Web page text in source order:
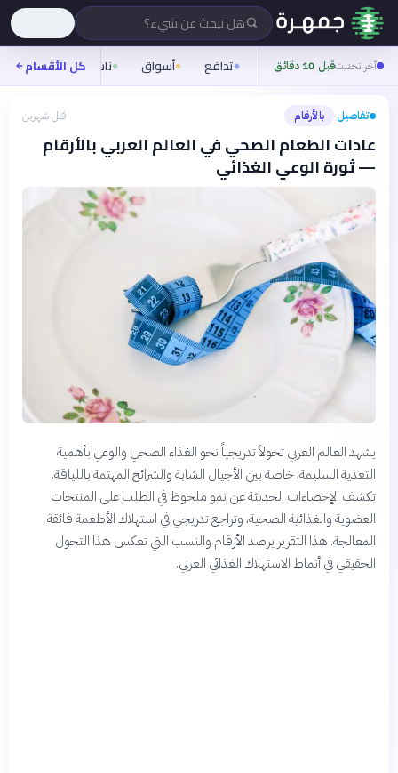
هل تبحث عن شيء؟
آخر تحديثقبل 10 دقائق تدافع أسواق ناس روح
كل الأقسام
تفاصيل› بالأرقام قبل شهرين
عادات الطعام الصحي في العالم العربي بالأرقام
— ثورة الوعي الغذائي
يشهد العالم العربي تحولاً تدريجياً نحو الغذاء الصحي والوعي بأهمية
التغذية السليمة، خاصة بين الأجيال الشابة والشرائح المهتمة باللياقة.
تكشف الإحصاءات الحديثة عن نمو ملحوظ في الطلب على المنتجات
العضوية والغذائية الصحية، وتراجع تدريجي في استهلاك الأطعمة فائقة
المعالجة. هذا التقرير يرصد الأرقام والنسب التي تعكس هذا التحول
الحقيقي في أنماط الاستهلاك الغذائي العربي.